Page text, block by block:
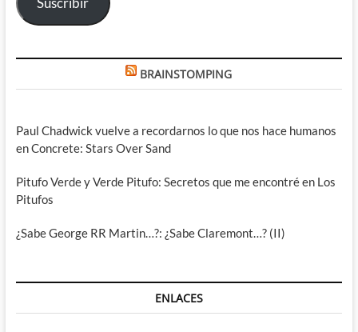
BRAINSTOMPING
Paul Chadwick vuelve a recordarnos lo que nos hace humanos
en Concrete: Stars Over Sand
Pitufo Verde y Verde Pitufo: Secretos que me encontré en Los
Pitufos
¿Sabe George RR Martin…?: ¿Sabe Claremont…? (II)
ENLACES